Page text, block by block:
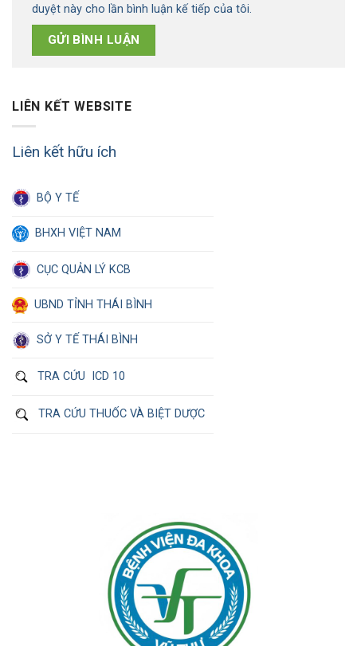
duyệt này cho lần bình luận kế tiếp của tôi.
LIÊN KẾT WEBSITE
Liên kết hữu ích
BỘ Y TẾ
BHXH VIỆT NAM
CỤC QUẢN LÝ KCB
UBND TỈNH THÁI BÌNH
SỞ Y TẾ THÁI BÌNH
TRA CỨU ICD 10
TRA CỨU THUỐC VÀ BIỆT DƯỢC